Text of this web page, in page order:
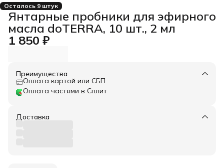
Осталось 9 штук
Янтарные пробники для эфирного
масла doTERRA, 10 шт., 2 мл
1 850 ₽
Преимущества
Оплата картой или СБП
Оплата частями в Сплит
Доставка